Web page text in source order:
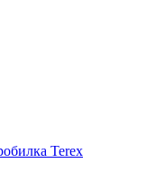
Terex